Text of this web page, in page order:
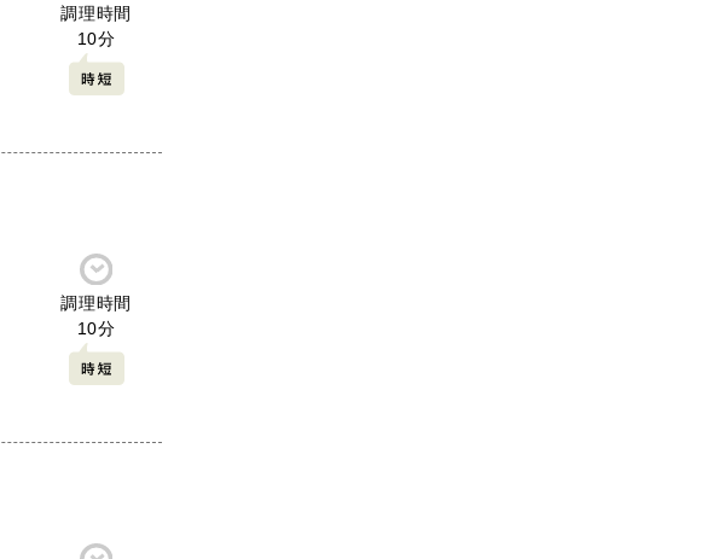
調理時間
10分
調理時間
10分